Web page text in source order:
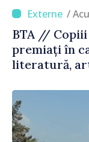
/
BTA //
premiați în
literatură,
Străinătate